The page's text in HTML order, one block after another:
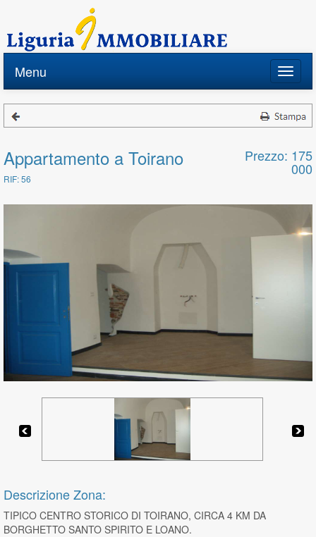
Toggle
Menu
Appartamento a Toirano
RIF: 56
Prezzo: 175
000
Descrizione Zona:
TIPICO CENTRO STORICO DI TOIRANO, CIRCA 4 KM DA
BORGHETTO SANTO SPIRITO E LOANO.